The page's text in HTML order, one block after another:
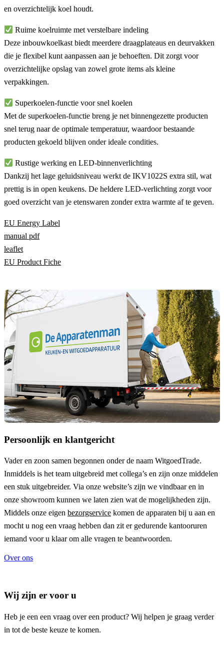
en overzichtelijk koel houdt.
Ruime koelruimte met verstelbare indeling
Deze inbouwkoelkast biedt meerdere draagplateaus en deurvakken
die je flexibel kunt aanpassen aan je behoeften. Dit zorgt voor
overzichtelijke opslag van zowel grote items als kleine
verpakkingen.
Superkoelen-functie voor snel koelen
Met de superkoelen-functie breng je net binnengezette producten
snel terug naar de optimale temperatuur, waardoor bestaande
producten gekoeld blijven onder ideale condities.
Rustige werking en LED-binnenverlichting
Dankzij het lage geluidsniveau werkt de IKV1022S extra stil, wat
prettig is in open keukens. De heldere LED-verlichting zorgt voor
goed overzicht van je etenswaren zonder extra warmte af te geven.
EU Energy Label
manual pdf
leaflet
EU Product Fiche
Persoonlijk en klantgericht
Vader en zoon samen begonnen onder de naam WitgoedTrade.
Inmiddels is het team uitgebreid met collega’s en zijn onze middelen
een stuk uitgebreider. Via onze website’s zijn we vindbaar en in
onze showroom kunnen we laten zien wat de mogelijkheden zijn.
Middels onze eigen bezorgservice komen de apparaten bij u aan en
mocht u nog een vraag hebben dan zit er gedurende kantooruren
iemand voor u klaar om alle vragen te beantwoorden.
Over ons
Wij zijn er voor u
Heb je een een vraag over een product? Wij helpen je graag verder
in tot de beste keuze te komen.